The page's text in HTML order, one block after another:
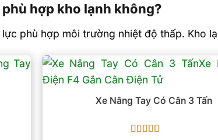
hợp kho lạnh không?
phù hợp môi trường nhiệt độ thấp. Kho
Xe Nâng Tay Có Cân 3 Tấn